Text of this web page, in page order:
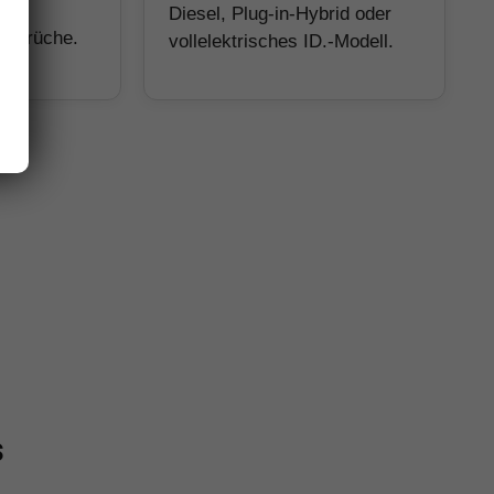
Diesel, Plug-in-Hybrid oder
vollelektrisches ID.-Modell.